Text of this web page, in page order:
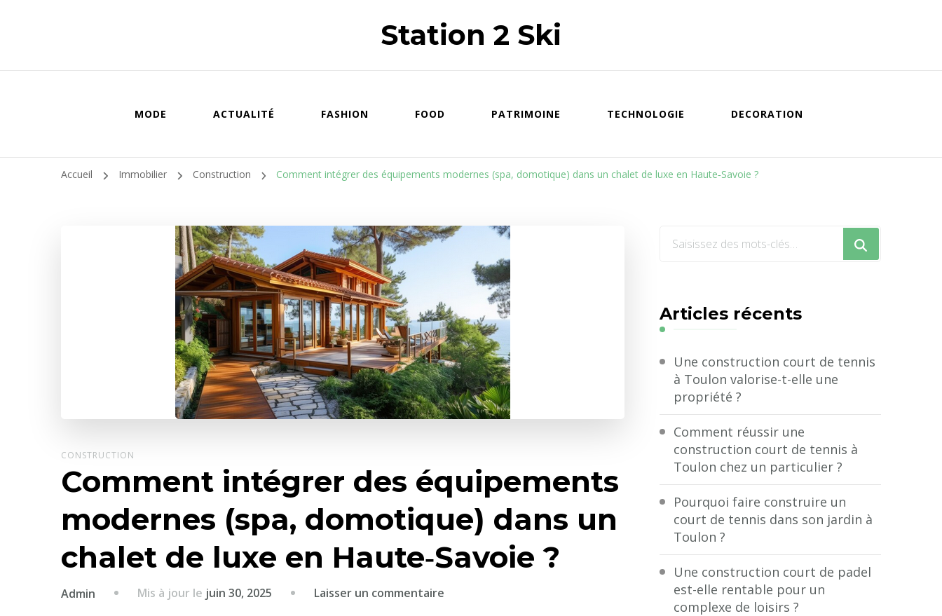
Station 2 Ski
MODE ACTUALITÉ FASHION FOOD PATRIMOINE TECHNOLOGIE DECORATION
Accueil Immobilier Construction Comment intégrer des équipements modernes (spa, domotique) dans un chalet de luxe en Haute‑Savoie ?
CONSTRUCTION
Comment intégrer des équipements
modernes (spa, domotique) dans un
chalet de luxe en Haute‑Savoie ?
Admin Mis à jour le juin 30, 2025 Laisser un commentaire
Vous
?
Articles récents
Une construction court de tennis
à Toulon valorise-t-elle une
propriété ?
Comment réussir une
construction court de tennis à
Toulon chez un particulier ?
Pourquoi faire construire un
court de tennis dans son jardin à
Toulon ?
Une construction court de padel
est-elle rentable pour un
complexe de loisirs ?